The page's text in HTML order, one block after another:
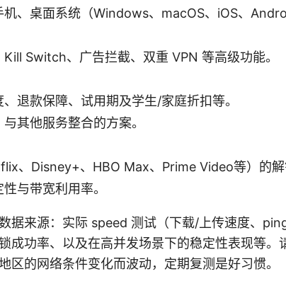
机、桌面系统（Windows、macOS、iOS、
Switch、广告拦截、双重 VPN 等高级功能。
退款保障、试用期及学生/家庭折扣等。
其他服务整合的方案。
、Disney+、HBO Max、Prime Video等）的解
与带宽利用率。
据来源：实际 speed 测试（下载/上传速度、
成功率、以及在高并发场景下的稳定性表现等。
区的网络条件变化而波动，定期复测是好习惯。